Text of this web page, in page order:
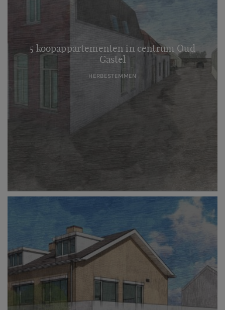
5 koopappartementen in centrum Oud
Gastel
HERBESTEMMEN